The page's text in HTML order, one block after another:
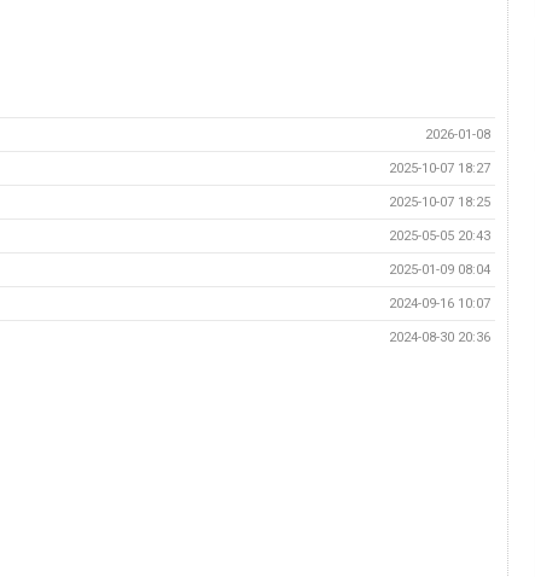
2026-01-08
2025-10-07 18:27
2025-10-07 18:25
2025-05-05 20:43
2025-01-09 08:04
2024-09-16 10:07
2024-08-30 20:36